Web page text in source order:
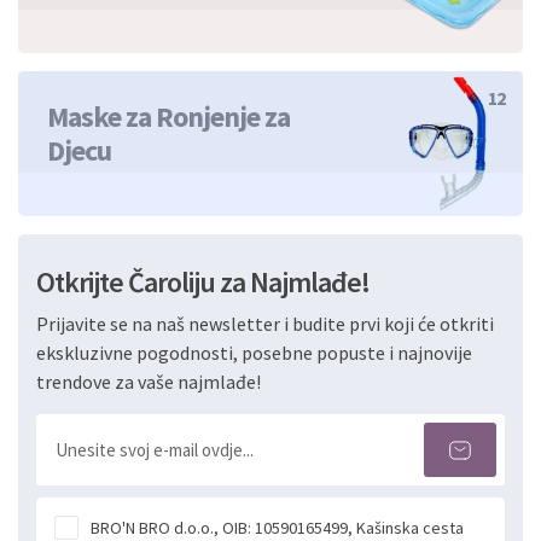
Maske za Ronjenje za
Djecu
12
Otkrijte Čaroliju za Najmlađe!
Prijavite se na naš newsletter i budite prvi koji će otkriti
ekskluzivne pogodnosti, posebne popuste i najnovije
trendove za vaše najmlađe!
BRO'N BRO d.o.o., OIB: 10590165499, Kašinska cesta